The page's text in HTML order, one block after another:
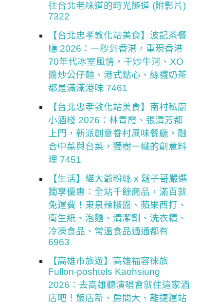
往台北老味道的時光隧道 (附影片)
7322
【台北忠孝敦化站美食】波記茶餐
廳 2026：一秒到香港，重現香港
70年代冰室風情，干炒牛河、XO
醬炒公仔麵、港式點心、絲襪奶茶
都是滿滿港味 7461
【台北忠孝敦化站美食】南村私廚
小酒棧 2026：林青霞、張清芳都
上門，新派創意眷村風味餐廳，融
合中菜與台菜，獨樹一幟的創意料
理 7451
【生活】貓大爺粉絲 x 鬍子哥嚴選
獨享優惠：全站千餘商品，滿百就
免運費！東泉辣椒醬、蘋果西打、
衛生紙、泡麵、清潔劑、洗衣精、
冷凍食品、常溫食品通通都有
6963
【高雄市旅遊】高雄福容徠旅
Fullon-poshtels Kaohsiung
2026：去高雄聽演唱會就住這家酒
店吧！飯店新、房間大、離捷運站